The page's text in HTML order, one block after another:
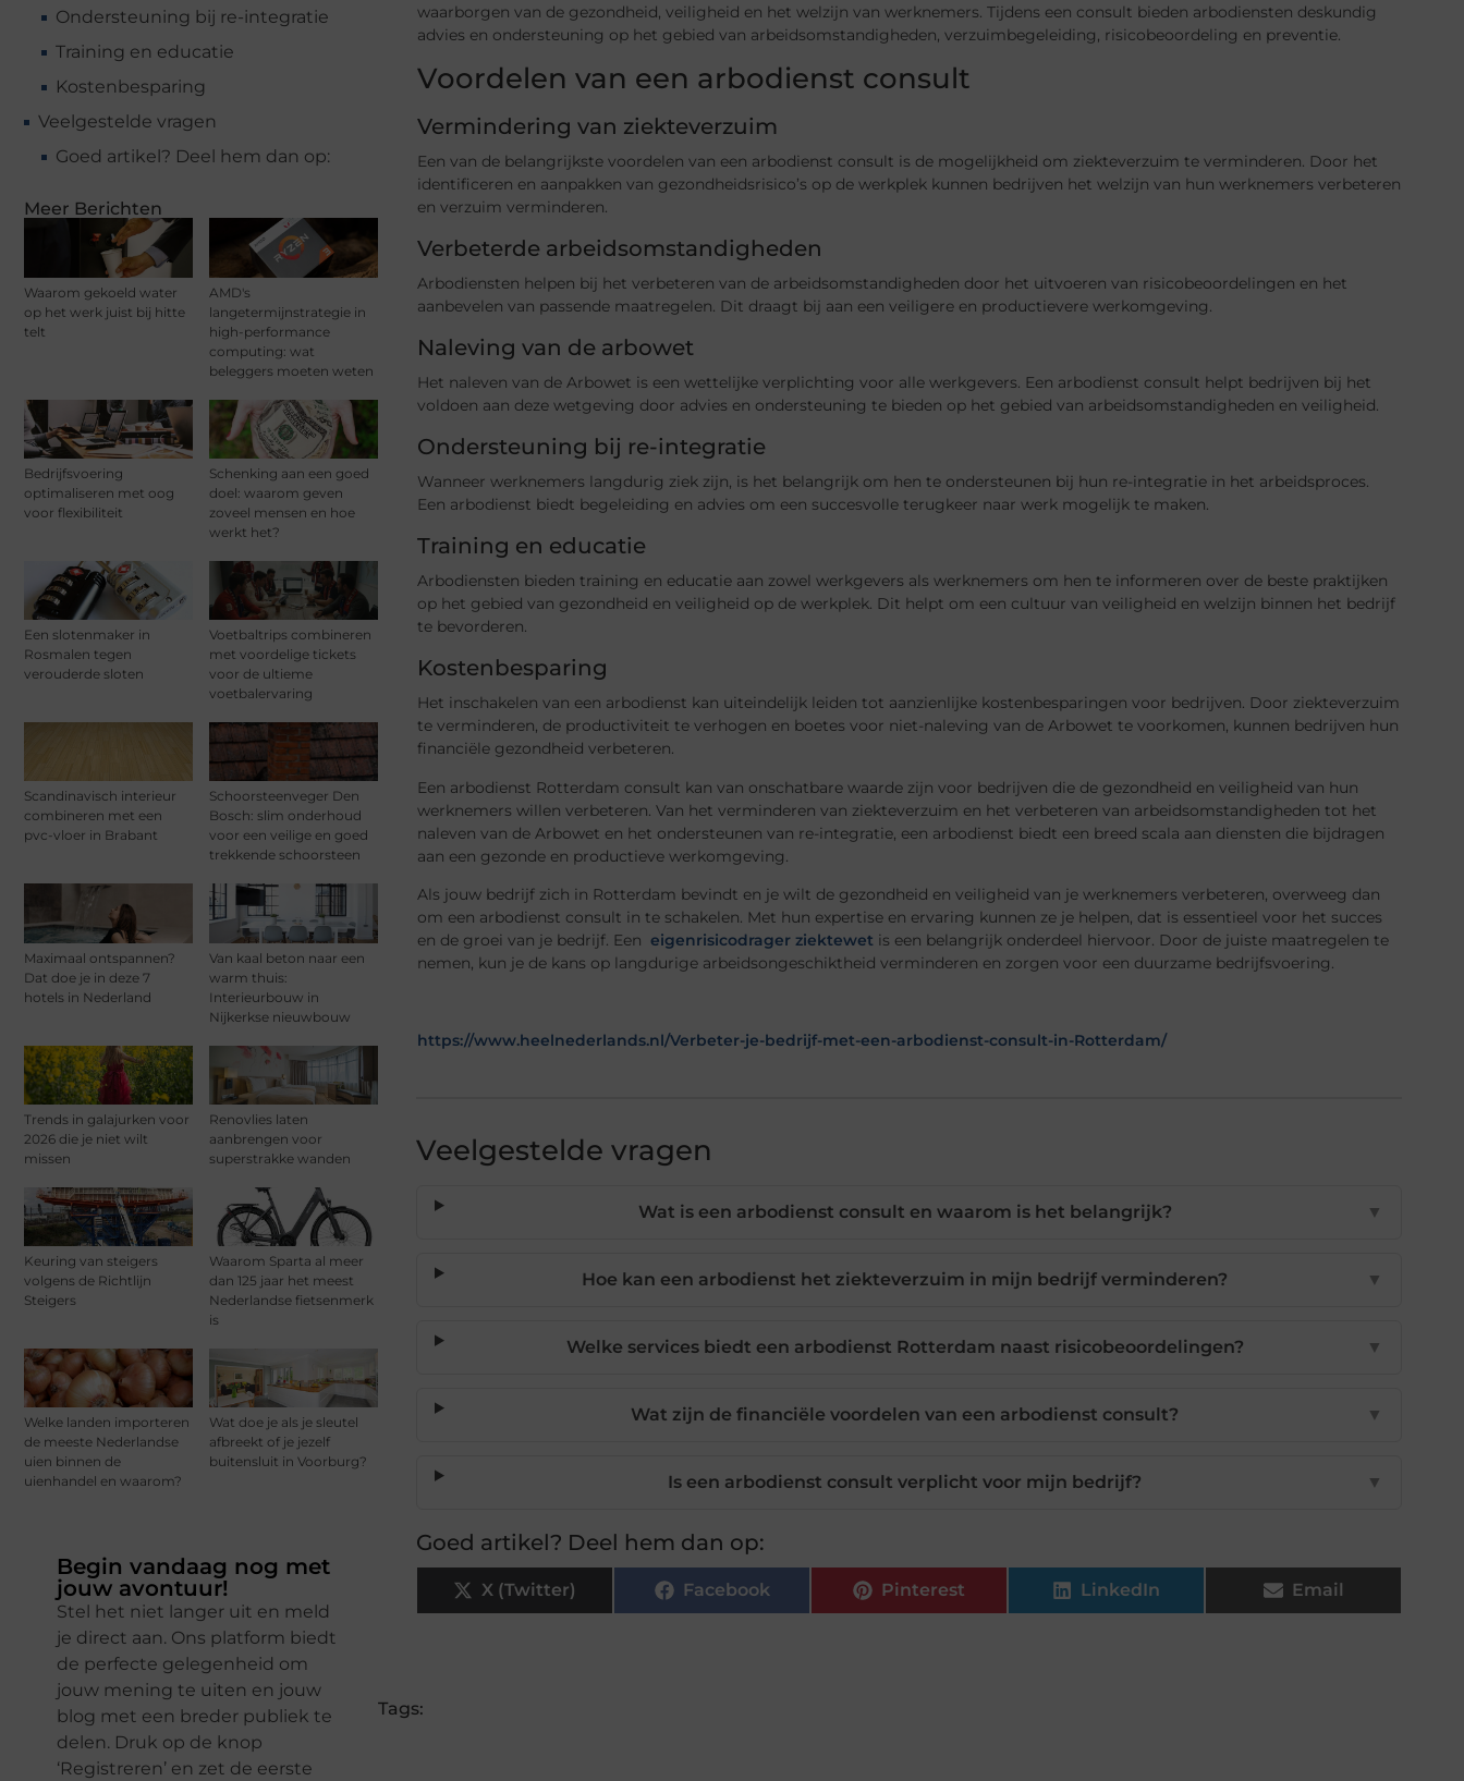
Ondersteuning bij re-integratie
Training en educatie
Kostenbesparing
Veelgestelde vragen
Goed artikel? Deel hem dan op:
Meer Berichten
Waarom gekoeld water
op het werk juist bij hitte
telt
AMD's
langetermijnstrategie in
high-performance
computing: wat
beleggers moeten weten
Bedrijfsvoering
optimaliseren met oog
voor flexibiliteit
Schenking aan een goed
doel: waarom geven
zoveel mensen en hoe
werkt het?
Een slotenmaker in
Rosmalen tegen
verouderde sloten
Voetbaltrips combineren
met voordelige tickets
voor de ultieme
voetbalervaring
Scandinavisch interieur
combineren met een
pvc-vloer in Brabant
Schoorsteenveger Den
Bosch: slim onderhoud
voor een veilige en goed
trekkende schoorsteen
Maximaal ontspannen?
Dat doe je in deze 7
hotels in Nederland
Van kaal beton naar een
warm thuis:
Interieurbouw in
Nijkerkse nieuwbouw
Trends in galajurken voor
2026 die je niet wilt
missen
Renovlies laten
aanbrengen voor
superstrakke wanden
Keuring van steigers
volgens de Richtlijn
Steigers
Waarom Sparta al meer
dan 125 jaar het meest
Nederlandse fietsenmerk
is
Welke landen importeren
de meeste Nederlandse
uien binnen de
uienhandel en waarom?
Wat doe je als je sleutel
afbreekt of je jezelf
buitensluit in Voorburg?
Begin vandaag nog met
jouw avontuur!
Stel het niet langer uit en meld
je direct aan. Ons platform biedt
de perfecte gelegenheid om
jouw mening te uiten en jouw
blog met een breder publiek te
delen. Druk op de knop
‘Registreren’ en zet de eerste
waarborgen van de gezondheid, veiligheid en het welzijn van werknemers. Tijdens een consult bieden arbodiensten deskundig
advies en ondersteuning op het gebied van arbeidsomstandigheden, verzuimbegeleiding, risicobeoordeling en preventie.
Voordelen van een arbodienst consult
Vermindering van ziekteverzuim
Een van de belangrijkste voordelen van een arbodienst consult is de mogelijkheid om ziekteverzuim te verminderen. Door het
identificeren en aanpakken van gezondheidsrisico’s op de werkplek kunnen bedrijven het welzijn van hun werknemers verbeteren
en verzuim verminderen.
Verbeterde arbeidsomstandigheden
Arbodiensten helpen bij het verbeteren van de arbeidsomstandigheden door het uitvoeren van risicobeoordelingen en het
aanbevelen van passende maatregelen. Dit draagt bij aan een veiligere en productievere werkomgeving.
Naleving van de arbowet
Het naleven van de Arbowet is een wettelijke verplichting voor alle werkgevers. Een arbodienst consult helpt bedrijven bij het
voldoen aan deze wetgeving door advies en ondersteuning te bieden op het gebied van arbeidsomstandigheden en veiligheid.
Ondersteuning bij re-integratie
Wanneer werknemers langdurig ziek zijn, is het belangrijk om hen te ondersteunen bij hun re-integratie in het arbeidsproces.
Een arbodienst biedt begeleiding en advies om een succesvolle terugkeer naar werk mogelijk te maken.
Training en educatie
Arbodiensten bieden training en educatie aan zowel werkgevers als werknemers om hen te informeren over de beste praktijken
op het gebied van gezondheid en veiligheid op de werkplek. Dit helpt om een cultuur van veiligheid en welzijn binnen het bedrijf
te bevorderen.
Kostenbesparing
Het inschakelen van een arbodienst kan uiteindelijk leiden tot aanzienlijke kostenbesparingen voor bedrijven. Door ziekteverzuim
te verminderen, de productiviteit te verhogen en boetes voor niet-naleving van de Arbowet te voorkomen, kunnen bedrijven hun
financiële gezondheid verbeteren.
Een arbodienst Rotterdam consult kan van onschatbare waarde zijn voor bedrijven die de gezondheid en veiligheid van hun
werknemers willen verbeteren. Van het verminderen van ziekteverzuim en het verbeteren van arbeidsomstandigheden tot het
naleven van de Arbowet en het ondersteunen van re-integratie, een arbodienst biedt een breed scala aan diensten die bijdragen
aan een gezonde en productieve werkomgeving.
Als jouw bedrijf zich in Rotterdam bevindt en je wilt de gezondheid en veiligheid van je werknemers verbeteren, overweeg dan
om een arbodienst consult in te schakelen. Met hun expertise en ervaring kunnen ze je helpen, dat is essentieel voor het succes
en de groei van je bedrijf. Een eigenrisicodrager ziektewet is een belangrijk onderdeel hiervoor. Door de juiste maatregelen te
nemen, kun je de kans op langdurige arbeidsongeschiktheid verminderen en zorgen voor een duurzame bedrijfsvoering.
https://www.heelnederlands.nl/Verbeter-je-bedrijf-met-een-arbodienst-consult-in-Rotterdam/
Veelgestelde vragen
Wat is een arbodienst consult en waarom is het belangrijk? ▼
Hoe kan een arbodienst het ziekteverzuim in mijn bedrijf verminderen? ▼
Welke services biedt een arbodienst Rotterdam naast risicobeoordelingen? ▼
Wat zijn de financiële voordelen van een arbodienst consult? ▼
Is een arbodienst consult verplicht voor mijn bedrijf? ▼
Goed artikel? Deel hem dan op:
X (Twitter) Facebook Pinterest LinkedIn Email
Tags: